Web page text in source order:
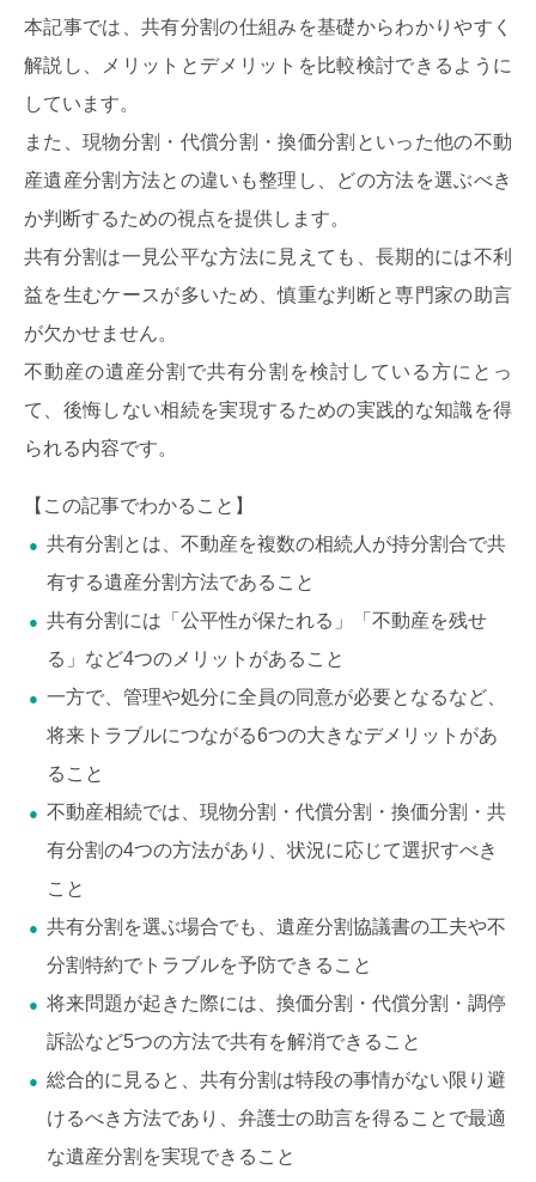
本記事では、共有分割の仕組みを基礎からわかりやすく
解説し、メリットとデメリットを比較検討できるように
しています。
また、現物分割・代償分割・換価分割といった他の不動
産遺産分割方法との違いも整理し、どの方法を選ぶべき
か判断するための視点を提供します。
共有分割は一見公平な方法に見えても、長期的には不利
益を生むケースが多いため、慎重な判断と専門家の助言
が欠かせません。
不動産の遺産分割で共有分割を検討している方にとっ
て、後悔しない相続を実現するための実践的な知識を得
られる内容です。
【この記事でわかること】
共有分割とは、不動産を複数の相続人が持分割合で共
有する遺産分割方法であること
共有分割には「公平性が保たれる」「不動産を残せ
る」など4つのメリットがあること
一方で、管理や処分に全員の同意が必要となるなど、
将来トラブルにつながる6つの大きなデメリットがあ
ること
不動産相続では、現物分割・代償分割・換価分割・共
有分割の4つの方法があり、状況に応じて選択すべき
こと
共有分割を選ぶ場合でも、遺産分割協議書の工夫や不
分割特約でトラブルを予防できること
将来問題が起きた際には、換価分割・代償分割・調停
訴訟など5つの方法で共有を解消できること
総合的に見ると、共有分割は特段の事情がない限り避
けるべき方法であり、弁護士の助言を得ることで最適
な遺産分割を実現できること